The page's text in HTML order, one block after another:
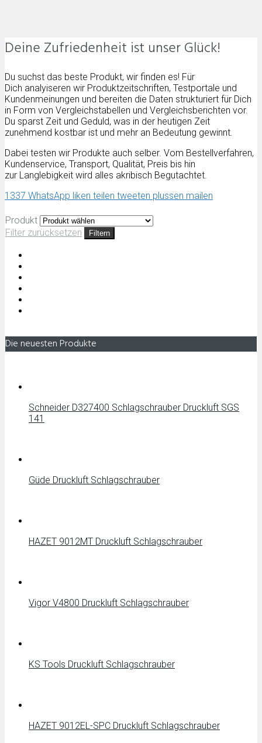
Deine Zufriedenheit ist unser Glück!
Du suchst das beste Produkt, wir finden es! Für
Dich analyiseren wir Produktzeitschriften, Testportale und
Kundenmeinungen und bereiten die Daten strukturiert für Dich
in Form von Vergleichstabellen und Vergleichsberichten vor.
Du sparst Zeit und Geduld, was in der heutigen Zeit
zunehmend kostbar ist und mehr an Bedeutung gewinnt.
Dabei testen wir Produkte auch selber. Vom Bestellverfahren,
Kundenservice, Transport, Qualität, Preis bis hin
zur Langlebigkeit wird alles akribisch Begutachtet.
1337 WhatsApp liken teilen tweeten plussen mailen
Produkt
Filter zurücksetzen
Filtern
Die neuesten Produkte
Schneider D327400 Schlagschrauber Druckluft SGS
141
Güde Druckluft Schlagschrauber
HAZET 9012MT Druckluft Schlagschrauber
Vigor V4800 Druckluft Schlagschrauber
KS Tools Druckluft Schlagschrauber
HAZET 9012EL-SPC Druckluft Schlagschrauber